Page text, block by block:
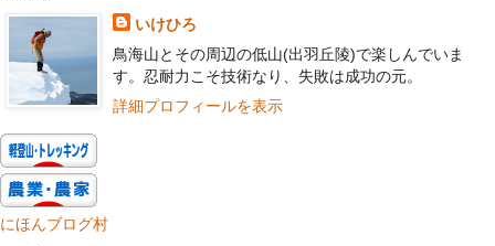
いけひろ
鳥海山とその周辺の低山(出羽丘陵)で楽しんでいま
す。忍耐力こそ技術なり、失敗は成功の元。
詳細プロフィールを表示
にほんブログ村